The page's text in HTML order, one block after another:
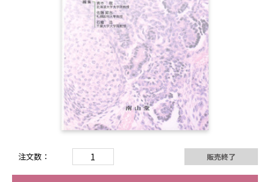
注文数： 販売終了